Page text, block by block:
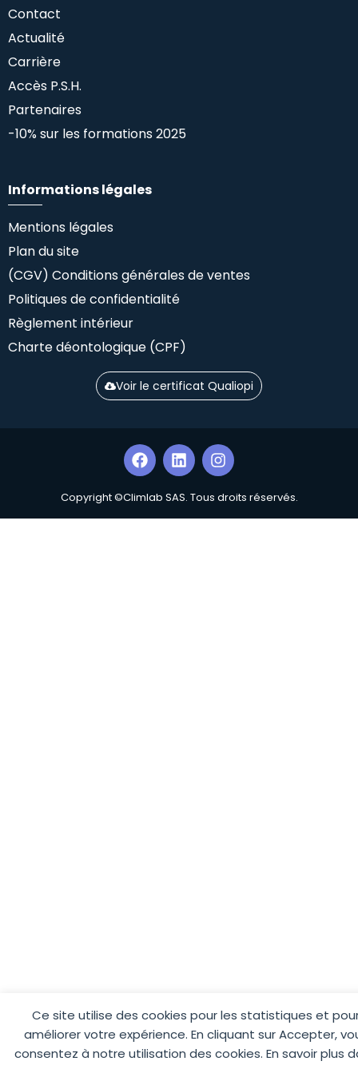
Ce site utilise des cookies pour les statistiques et
améliorer votre expérience. En cliquant sur Accepter,
consentez à notre utilisation des cookies. En savoir plus
Contact
Actualité
Carrière
Accès P.S.H.
Partenaires
-10% sur les formations 2025
Informations légales
Mentions légales
Plan du site
(CGV) Conditions générales de ventes
Politiques de confidentialité
Règlement intérieur
Charte déontologique (CPF)
Voir le certificat Qualiopi
Copyright ©Climlab SAS. Tous droits réservés.